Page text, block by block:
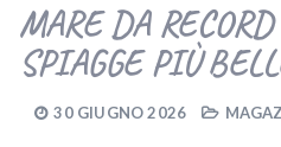
MARE DA
SPIAGGE PIÙ
30 GIUGNO 2026